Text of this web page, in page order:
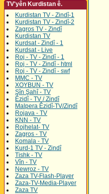
TV'yên Kurdistan ê.
Kurdistan TV - Zindî-1
Kurdistan TV - Zindî-2
Zagros TV - Zindî
Kurdistan TV
Kurdsat - Zindî - 1
Kurdsat - Live
Roj - TV - Zindî - 1
Roj - TV - Zindî - html
Roj - TV - Zindî - swf
MMC - TV
XOYBUN - TV
Şîn Şahî - TV
Êzidî - TV / Zindî
Malpera Êzidî-TV/Zindî
Rojava - TV
KNN - TV
Rojhelat- TV
Zagros - TV
Komala - TV
Kurd-1 TV - Zindî
Tishk - TV
Vîn - TV
Newroz - TV
Zaza TV-Flash-Player
Zaza-TV-Media-Player
Zaza TV